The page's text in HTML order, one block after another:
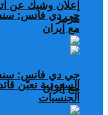
جي دي فانس:
مع إيران
السعودية تعيّن
الجنسيات
هرمز
جي دي فانس:
مع إيران